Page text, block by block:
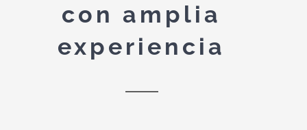
con amplia
experiencia